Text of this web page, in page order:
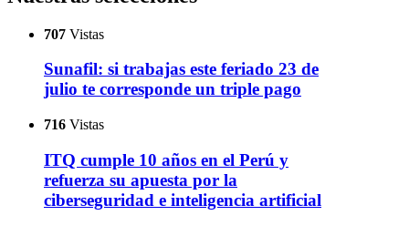
707 Vistas
Sunafil: si trabajas este feriado 23 de
julio te corresponde un triple pago
716 Vistas
ITQ cumple 10 años en el Perú y
refuerza su apuesta por la
ciberseguridad e inteligencia artificial